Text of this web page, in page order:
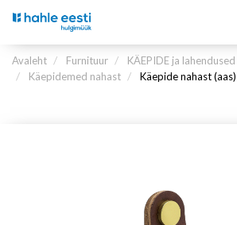
Avaleht Furnituur KÄEPIDE ja lahendused
Käepidemed nahast
Käepide nahast